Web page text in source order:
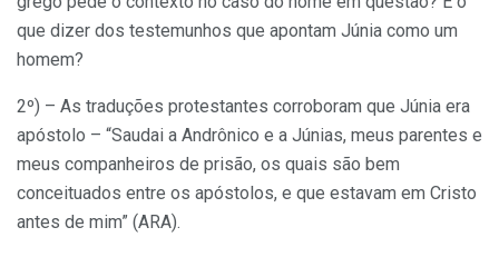
que dizer dos testemunhos que apontam Júnia como um
homem?
2º) – As traduções protestantes corroboram que Júnia era
apóstolo – “Saudai a Andrônico e a Júnias, meus parentes e
meus companheiros de prisão, os quais são bem
conceituados entre os apóstolos, e que estavam em Cristo
antes de mim” (ARA).